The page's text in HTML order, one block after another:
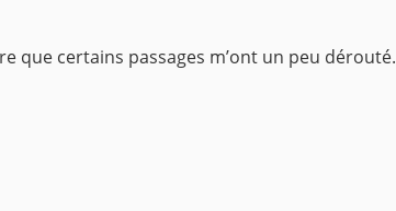
que certains passages m’ont un peu dérouté.